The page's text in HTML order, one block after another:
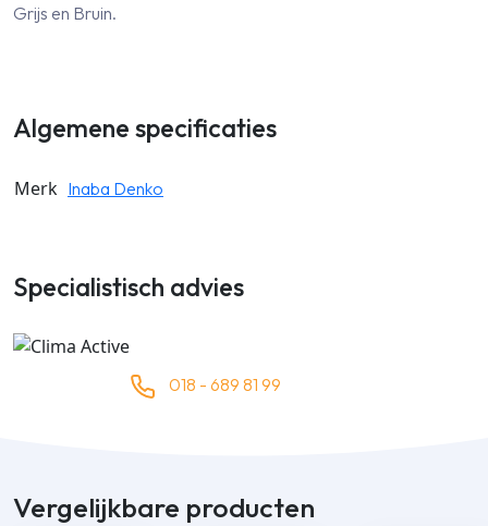
Grijs en Bruin.
Algemene specificaties
Merk Inaba Denko
Specialistisch advies
018 - 689 81 99
Vergelijkbare producten